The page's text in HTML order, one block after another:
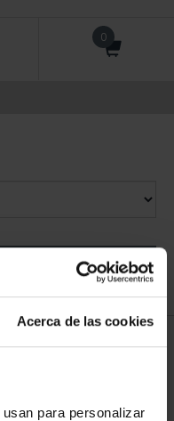
Acerca de las cookies
para personalizar
0